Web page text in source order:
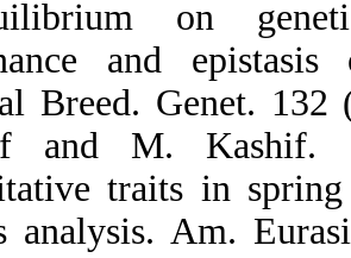
Animal
Kashif
quantitative
means